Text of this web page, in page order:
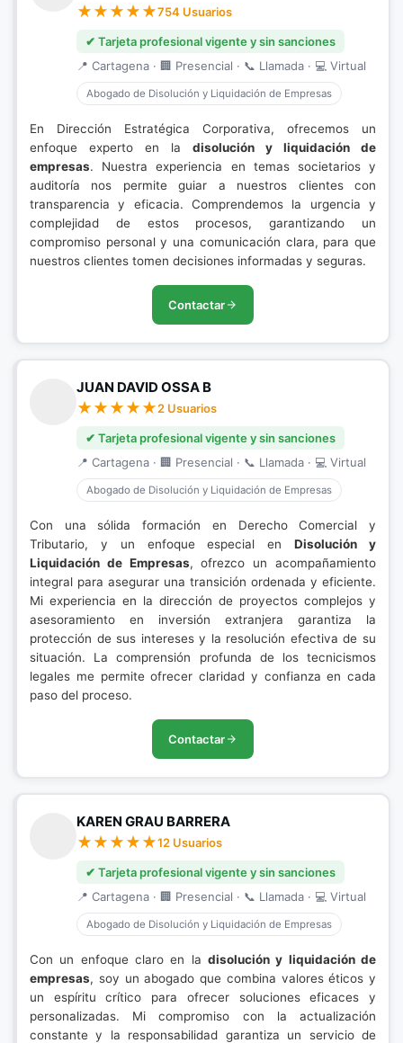
754 Usuarios
✔ Tarjeta profesional vigente y sin sanciones
📍 Cartagena · 🏢 Presencial · 📞 Llamada · 💻 Virtual
Abogado de Disolución y Liquidación de Empresas
En Dirección Estratégica Corporativa, ofrecemos un
enfoque experto en la disolución y liquidación de
empresas. Nuestra experiencia en temas societarios y
auditoría nos permite guiar a nuestros clientes con
transparencia y eficacia. Comprendemos la urgencia y
complejidad de estos procesos, garantizando un
compromiso personal y una comunicación clara, para que
nuestros clientes tomen decisiones informadas y seguras.
Contactar
JUAN DAVID OSSA B
2 Usuarios
✔ Tarjeta profesional vigente y sin sanciones
📍 Cartagena · 🏢 Presencial · 📞 Llamada · 💻 Virtual
Abogado de Disolución y Liquidación de Empresas
Con una sólida formación en Derecho Comercial y
Tributario, y un enfoque especial enDisolución y
Liquidación de Empresas, ofrezco un acompañamiento
integral para asegurar una transición ordenada y eficiente.
Mi experiencia en la dirección de proyectos complejos y
asesoramiento en inversión extranjera garantiza la
protección de sus intereses y la resolución efectiva de su
situación. La comprensión profunda de los tecnicismos
legales me permite ofrecer claridad y confianza en cada
paso del proceso.
Contactar
KAREN GRAU BARRERA
12 Usuarios
✔ Tarjeta profesional vigente y sin sanciones
📍 Cartagena · 🏢 Presencial · 📞 Llamada · 💻 Virtual
Abogado de Disolución y Liquidación de Empresas
Con un enfoque claro en la disolución y liquidación de
empresas, soy un abogado que combina valores éticos y
un espíritu crítico para ofrecer soluciones eficaces y
personalizadas. Mi compromiso con la actualización
constante y la responsabilidad garantiza un servicio de